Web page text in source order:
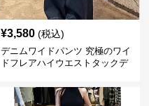
¥3,580 (税込)
デニムワイドパンツ 究極のワイ
ドフレアハイウエストタックデ